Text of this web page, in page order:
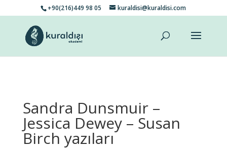
+90(216)449 98 05 kuraldisi@kuraldisi.com
Sandra Dunsmuir –
Jessica Dewey – Susan
Birch yazıları